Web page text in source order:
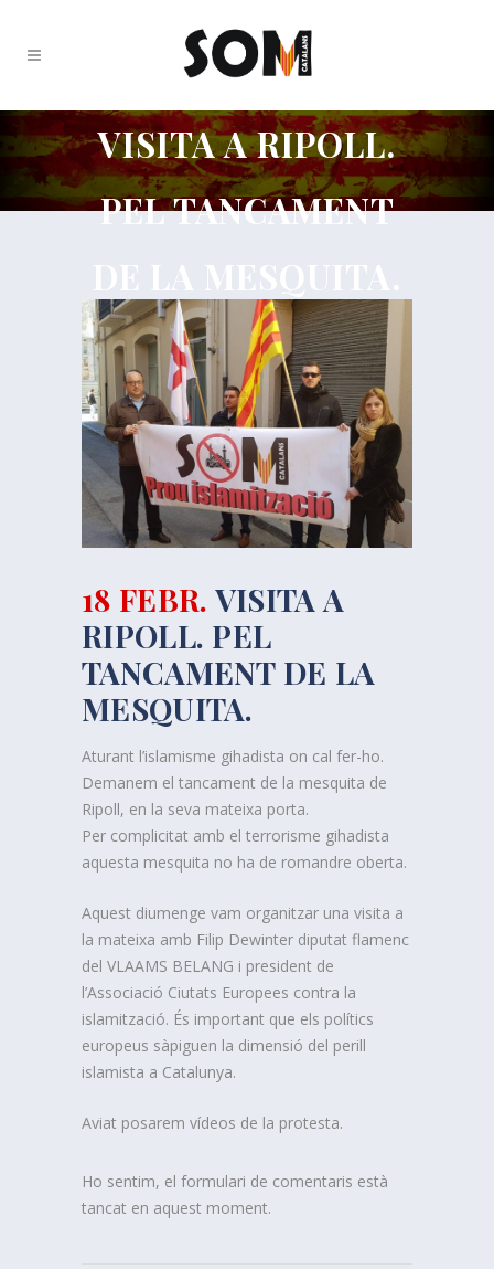
VISITA A RIPOLL.
PEL TANCAMENT
18 FEBR. VISITA A
RIPOLL. PEL
TANCAMENT DE LA
MESQUITA.
Aturant l’islamisme gihadista on cal fer-ho.
Demanem el tancament de la mesquita de
Ripoll, en la seva mateixa porta.
Per complicitat amb el terrorisme gihadista
aquesta mesquita no ha de romandre oberta.
Aquest diumenge vam organitzar una visita a
la mateixa amb Filip Dewinter diputat flamenc
del VLAAMS BELANG i president de
l’Associació Ciutats Europees contra la
islamització. És important que els polítics
europeus sàpiguen la dimensió del perill
islamista a Catalunya.
Aviat posarem vídeos de la protesta.
Ho sentim, el formulari de comentaris està
tancat en aquest moment.